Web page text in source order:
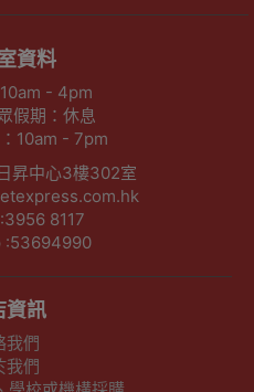
資料
- 4pm
假期：休息
10am - 7pm
昇中心3樓302室
8117
:53694990
資訊
我們
我們